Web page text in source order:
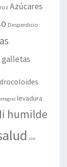
Azúcares
Desperdicio
galletas
levadura
humilde
sin